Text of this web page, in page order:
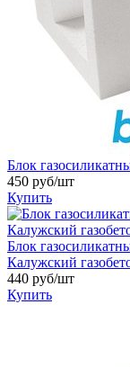
Блок
450 руб/шт
Купить
Блок
Калужский
440 руб/шт
Купить